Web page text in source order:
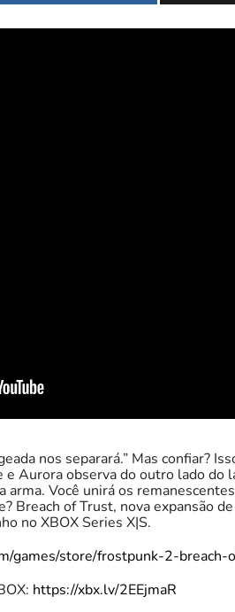
nos separará.” Mas confiar?
e Aurora observa do outro lado do
arma. Você unirá os
Breach of Trust, nova expansão
no XBOX Series X|S.
games/store/frostpunk-2-
https://xbx.lv/2EEjmaR